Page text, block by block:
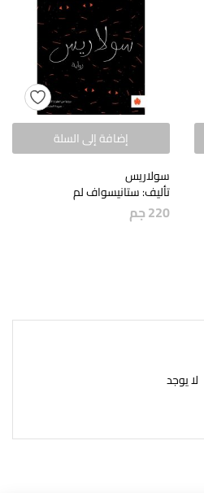
إضافة إلى السلة
سولاريس
تأليف: ستانيسواف لم
220جم
لا يوجد